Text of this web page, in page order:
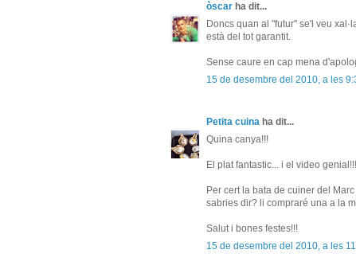
òscar ha dit...
Doncs quan al "futur" se'l veu
està del tot garantit.
Sense caure en cap mena
15 de desembre del 2010, a les
Petita cuina ha dit...
Quina canya!!!
El plat fantastic... i el video
Per cert la bata de cuiner del
sabries dir? li compraré una a la
Salut i bones festes!!!
15 de desembre del 2010, a les